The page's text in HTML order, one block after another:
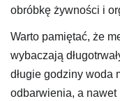
obróbkę żywności i
Warto pamiętać, że
wybaczają
długie godziny woda
odbarwienia, a nawet